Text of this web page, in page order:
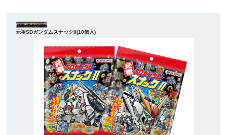
元祖SDガンダムスナックII(10個入)